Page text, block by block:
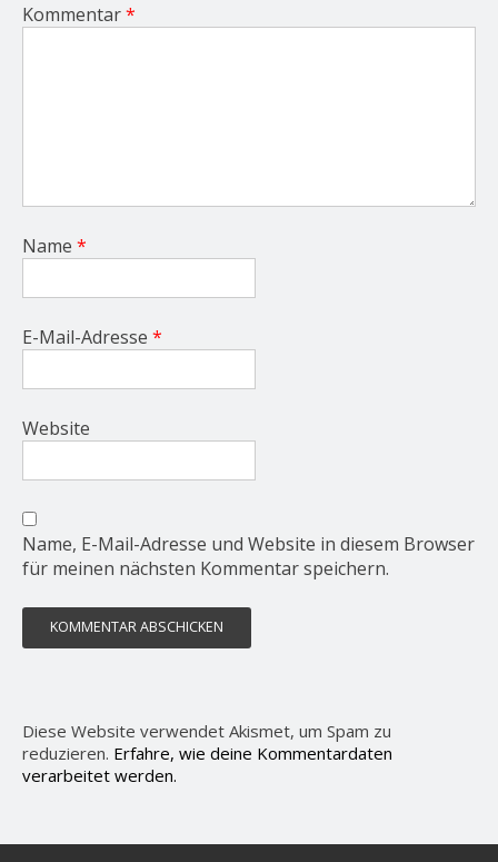
Kommentar*
Name *
E-Mail-Adresse *
Website
Name, E-Mail-Adresse und Website in diesem Browser
für meinen nächsten Kommentar speichern.
Diese Website verwendet Akismet, um Spam zu
reduzieren. Erfahre, wie deine Kommentardaten
verarbeitet werden.